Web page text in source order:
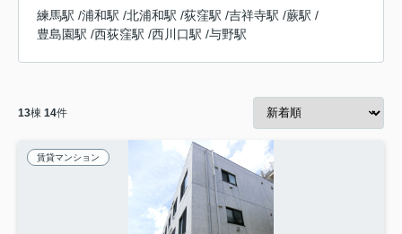
練馬駅 /浦和駅 /北浦和駅 /荻窪駅 /吉祥寺駅 /蕨駅 /
豊島園駅 /西荻窪駅 /西川口駅 /与野駅
13棟 14件
賃貸マンション